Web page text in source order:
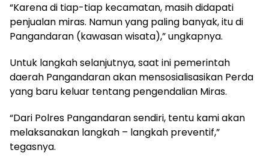
“Karena di tiap-tiap kecamatan, masih didapati
penjualan miras. Namun yang paling banyak, itu di
Pangandaran (kawasan wisata),” ungkapnya.
Untuk langkah selanjutnya, saat ini pemerintah
daerah Pangandaran akan mensosialisasikan Perda
yang baru keluar tentang pengendalian Miras.
“Dari Polres Pangandaran sendiri, tentu kami akan
melaksanakan langkah – langkah preventif,”
tegasnya.